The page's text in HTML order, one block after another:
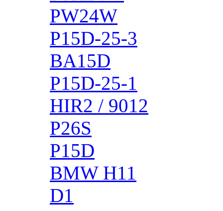
PW24W
P15D-25-3
BA15D
P15D-25-1
HIR2 / 9012
P26S
P15D
BMW H11
D1